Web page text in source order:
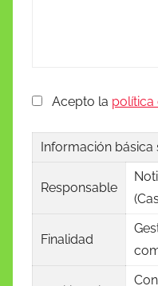
Acepto la política
Información
Responsable
Finalidad